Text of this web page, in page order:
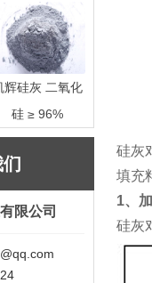
辉硅灰 二氧化
硅 ≥ 96%
限公司
硅灰
填充
1、
硅灰